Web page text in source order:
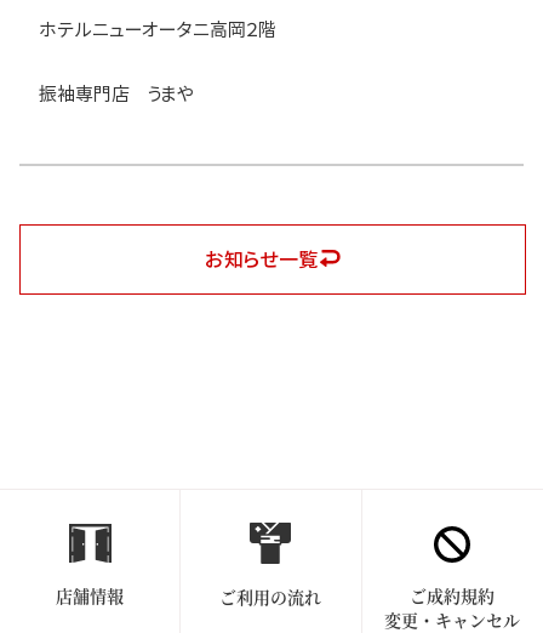
ホテルニューオータニ高岡２階
振袖専門店 うまや
お知らせ一覧
店舗情報 ご利用の流れ
ご成約規約
変更・キャンセル